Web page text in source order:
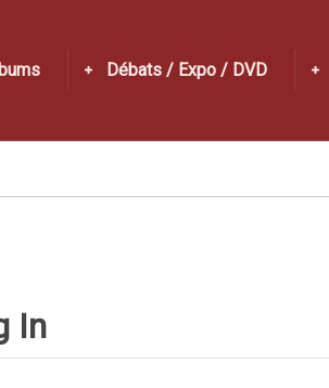
Débats / Expo / DVD
In